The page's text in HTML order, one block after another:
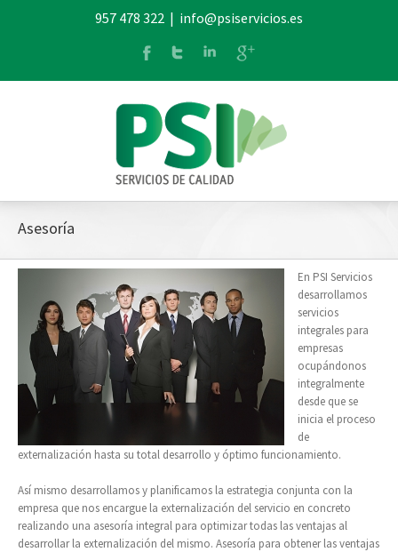
957 478 322 | info@psiservicios.es
Asesoría
En PSI Servicios
desarrollamos
servicios
integrales para
empresas
ocupándonos
integralmente
desde que se
inicia el proceso
de
externalización hasta su total desarrollo y óptimo funcionamiento.
Así mismo desarrollamos y planificamos la estrategia conjunta con la
empresa que nos encargue la externalización del servicio en concreto
realizando una asesoría integral para optimizar todas las ventajas al
desarrollar la externalización del mismo. Asesoría para obtener las ventajas